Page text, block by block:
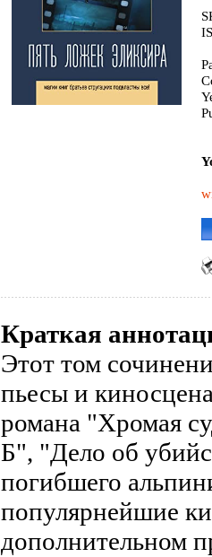
Краткая
Этот том
пьесы и
романа "Хромая
Б", "Дело об
погибшего
популярнейшие
дополнительном